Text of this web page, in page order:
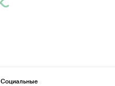
Социальные